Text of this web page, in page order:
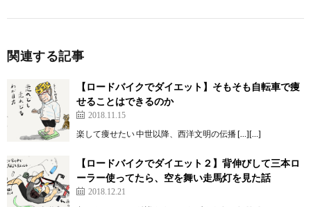
関連する記事
【ロードバイクでダイエット】そもそも自転車で痩
せることはできるのか
2018.11.15
楽して痩せたい 中世以降、西洋文明の伝播 […][…]
【ロードバイクでダイエット２】背伸びして三本ロ
ーラー使ってたら、空を舞い走馬灯を見た話
2018.12.21